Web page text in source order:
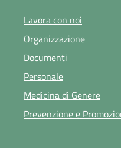
Lavora con noi
Organizzazione
Documenti
Personale
Medicina di Genere
Prevenzione e